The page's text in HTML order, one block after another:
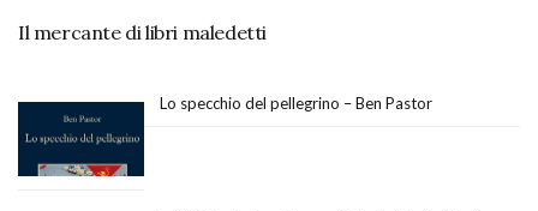
Il mercante di libri maledetti
Lo specchio del pellegrino – Ben Pastor